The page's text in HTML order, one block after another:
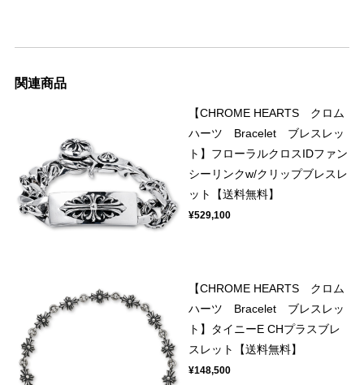
関連商品
【CHROME HEARTS クロム
ハーツ Bracelet ブレスレッ
ト】フローラルクロスIDファン
シーリンクw/クリップブレスレ
ット【送料無料】
¥529,100
【CHROME HEARTS クロム
ハーツ Bracelet ブレスレッ
ト】タイニーE CHプラスブレ
スレット【送料無料】
¥148,500